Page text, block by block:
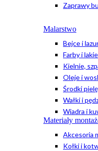
Zaprawy
Malarstwo
Bejce i
Farby i
Kielnie,
Oleje i
Środki
Wałki i
Wiadra i
Materiały
Akcesoria
Kołki i